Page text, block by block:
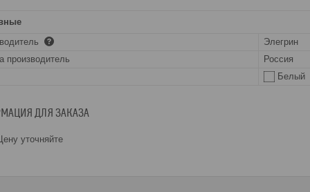
Элегрин
производитель
Россия
Белый
ДЛЯ ЗАКАЗА
уточняйте